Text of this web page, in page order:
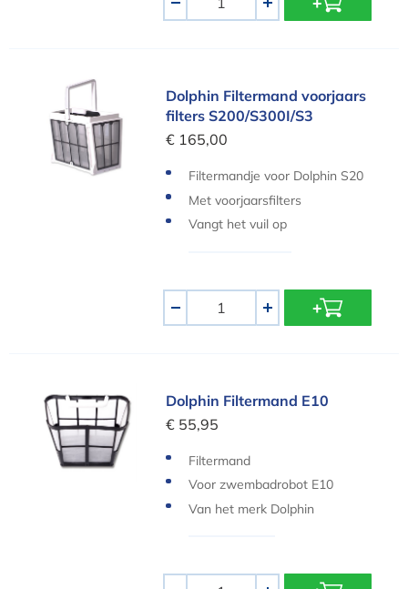
+
Dolphin Filtermand voorjaars filters S200/S300I/
Dolphin Filtermand voorjaars
filters S200/S300I/S3
€ 165,00
Filtermandje voor Dolphin S20
0 en S300i
Met voorjaarsfilters
Vangt het vuil op
+
Dolphin Filtermand E10Dolphin Filtermand E10
€ 55,95
Filtermand
Voor zwembadrobot E10
Van het merk Dolphin